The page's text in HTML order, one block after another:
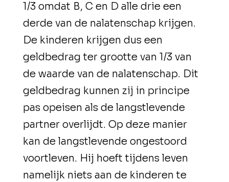
1/3 omdat B, C en D alle drie een
derde van de nalatenschap krijgen.
De kinderen krijgen dus een
geldbedrag ter grootte van 1/3 van
de waarde van de nalatenschap. Dit
geldbedrag kunnen zij in principe
pas opeisen als de langstlevende
partner overlijdt. Op deze manier
kan de langstlevende ongestoord
voortleven. Hij hoeft tijdens leven
namelijk niets aan de kinderen te